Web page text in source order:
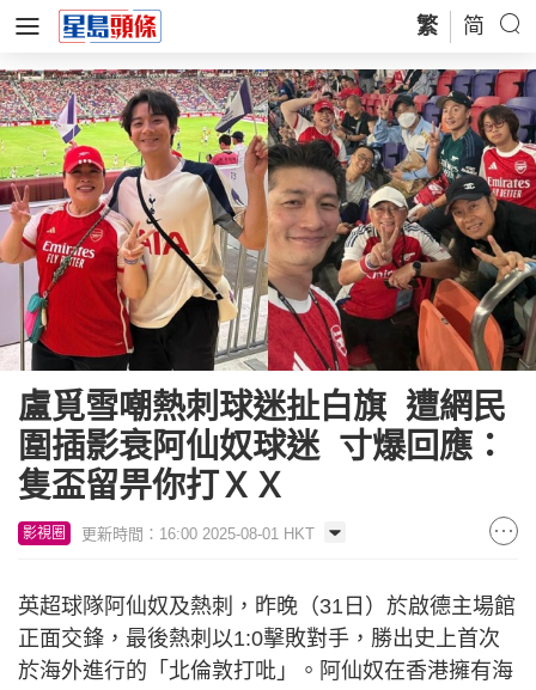
繁 简
盧覓雪嘲熱刺球迷扯白旗 遭網民
圍插影衰阿仙奴球迷 寸爆回應：
隻盃留畀你打ＸＸ
影視圈 更新時間：16:00 2025-08-01 HKT
英超球隊阿仙奴及熱刺，昨晚（31日）於啟德主場館
正面交鋒，最後熱刺以1:0擊敗對手，勝出史上首次
於海外進行的「北倫敦打吡」。阿仙奴在香港擁有海